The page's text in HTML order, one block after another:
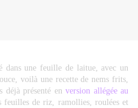
dans une feuille de laitue, avec un
voilà une recette de nems frits,
présenté en version allégée au
feuilles de riz, ramollies, roulées et